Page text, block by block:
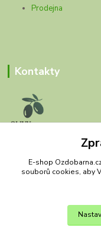
Prodejna
Kontakty
Kristýna Matějková
olivymatej@seznam.cz
E-shop
souborů cookies, aby